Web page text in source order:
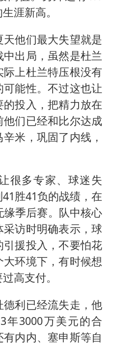
涯新高。
天他们最大失望就是
出局，虽然是杜兰
上杜兰特压根没有
能性。不过这也让
投入，把精力放在
们已经和比尔达成
米，巩固了内线，
很多专家、球迷失
胜41负的战绩，在
季后赛。队中核心
访时明确表示，球
援投入，不要怕花
环境下，有时候想
高支付。
利已经流失走，他
年3000万美元的合
内内、塞申斯等自